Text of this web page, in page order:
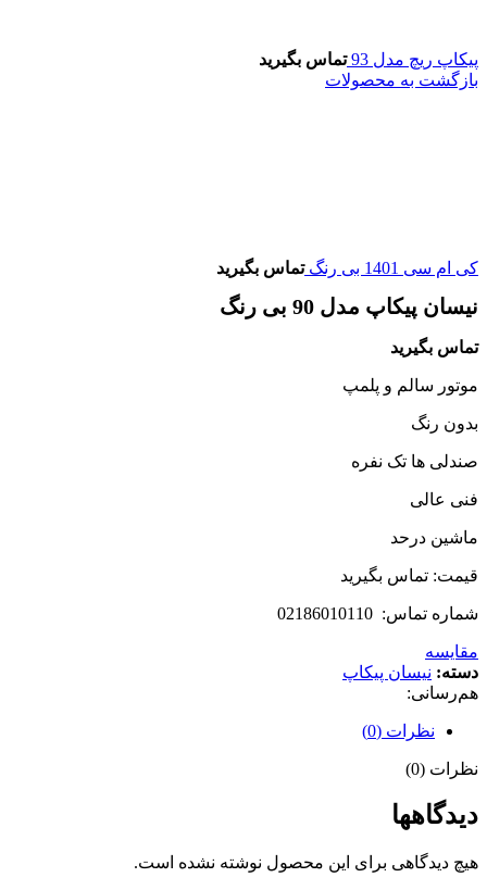
پیکاپ ریچ مدل 93
تماس بگیرید
بازگشت به محصولات
کی ام سی 1401 بی رنگ تماس بگیرید
نیسان پیکاپ مدل 90 بی رنگ
تماس بگیرید
موتور سالم و پلمپ
بدون رنگ
صندلی ها تک نفره
فنی عالی
ماشین درحد
قیمت: تماس بگیرید
شماره تماس: 02186010110
مقایسه
دسته: نیسان پیکاپ
هم‌رسانی:
نظرات (0)
نظرات (0)
دیدگاهها
هیچ دیدگاهی برای این محصول نوشته نشده است.